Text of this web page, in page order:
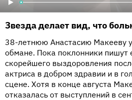
Звезда делает вид, что
38-летнюю Анастасию Макееву
обмане. Пока поклонники пишут
скорейшего выздоровления
актриса в добром здравии и в
сцене. Хотя в конце августа
отказалась от выступлений в